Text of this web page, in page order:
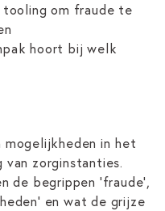
om fraude te
hoort bij welk
mogelijkheden in het
van zorginstanties.
de begrippen ‘fraude’,
en wat de grijze